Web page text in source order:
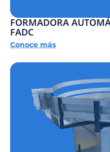
FORMADORA
FADC
Conoce más